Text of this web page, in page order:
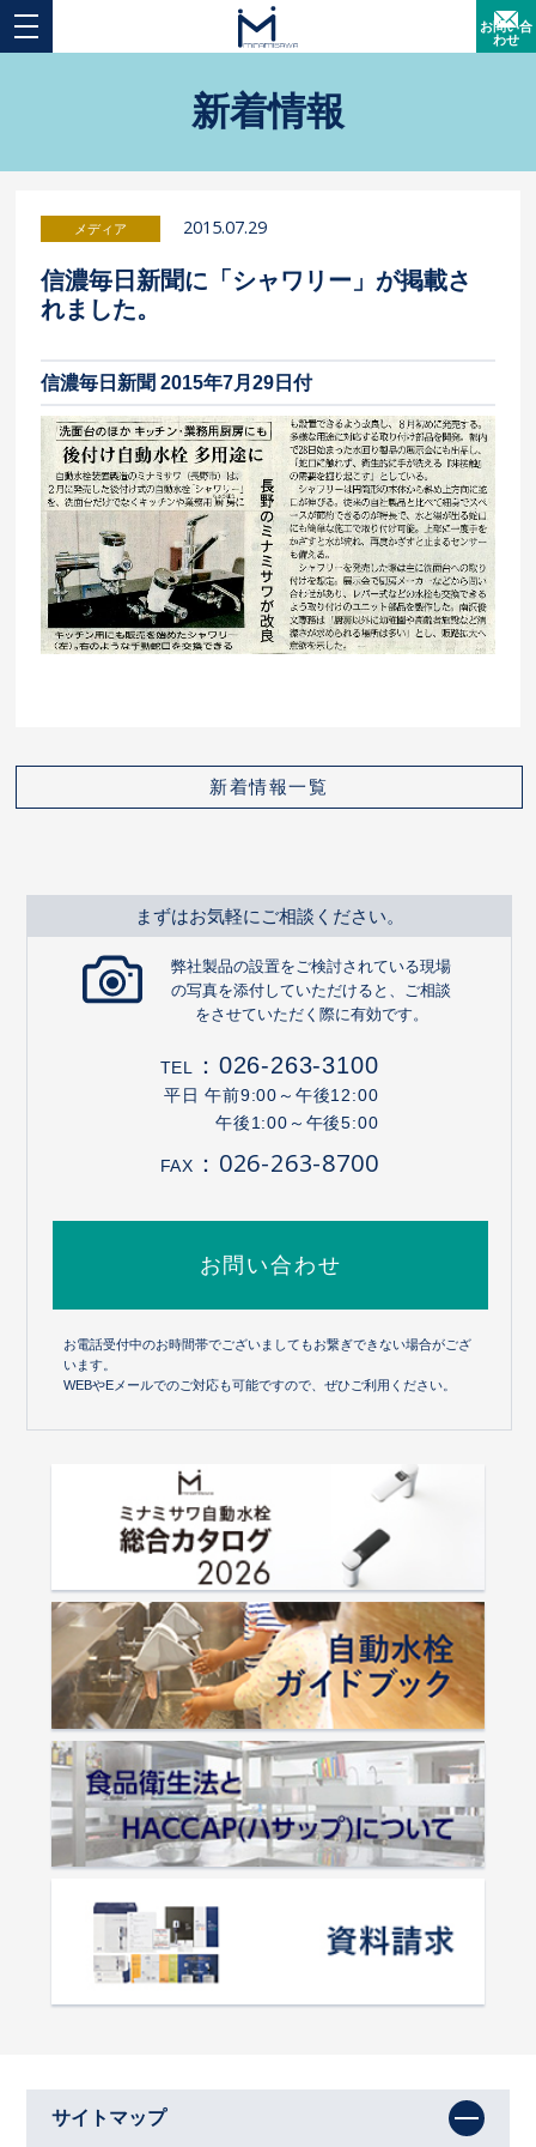
お問い合
わせ
新着情報
2015.07.29
信濃毎日新聞に「シャワリー」が掲載さ
れました。
信濃毎日新聞 2015年7月29日付
新着情報一覧
まずはお気軽にご相談ください。
弊社製品の設置をご検討されている現場
の写真を添付していただけると、ご相談
をさせていただく際に有効です。
TEL ： 026-263-3100
平日 午前9:00～午後12:00
午後1:00～午後5:00
FAX ：026-263-8700
お問い合わせ
お電話受付中のお時間帯でございましてもお繋ぎできない場合がござ
います。
WEBやEメールでのご対応も可能ですので、ぜひご利用ください。
サイトマップ